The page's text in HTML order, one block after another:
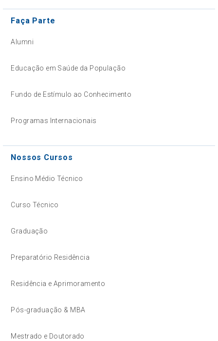
Faça Parte
Alumni
Educação em Saúde da População
Fundo de Estímulo ao Conhecimento
Programas Internacionais
Nossos Cursos
Ensino Médio Técnico
Curso Técnico
Graduação
Preparatório Residência
Residência e Aprimoramento
Pós-graduação & MBA
Mestrado e Doutorado